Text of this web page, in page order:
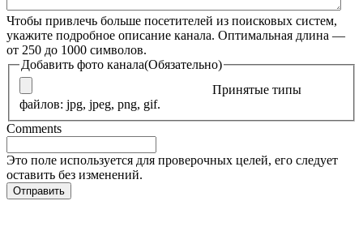
Чтобы привлечь больше посетителей из поисковых систем,
укажите подробное описание канала. Оптимальная длина —
от 250 до 1000 символов.
Добавить фото канала(Обязательно)
Принятые типы
файлов: jpg, jpeg, png, gif.
Comments
Это поле используется для проверочных целей, его следует
оставить без изменений.